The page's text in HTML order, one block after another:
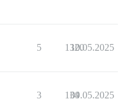
5 1320
10.05.2025
3 134
09.05.2025